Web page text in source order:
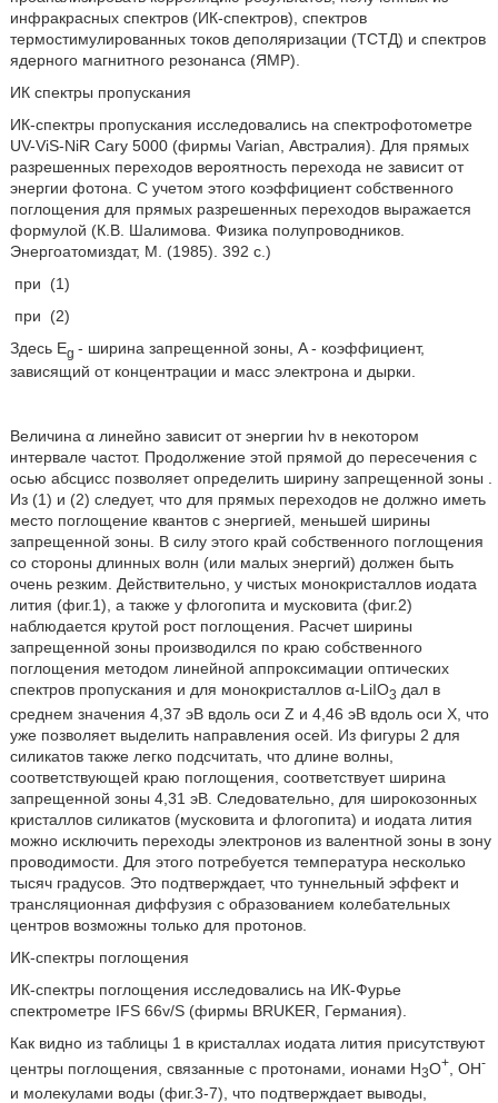
инфракрасных спектров (ИК-спектров), спектров
термостимулированных токов деполяризации (ТСТД) и спектров
ядерного магнитного резонанса (ЯМР).
ИК спектры пропускания
ИК-спектры пропускания исследовались на спектрофотометре
UV-ViS-NiR Cary 5000 (фирмы Varian, Австралия). Для прямых
разрешенных переходов вероятность перехода не зависит от
энергии фотона. С учетом этого коэффициент собственного
поглощения для прямых разрешенных переходов выражается
формулой (К.В. Шалимова. Физика полупроводников.
Энергоатомиздат, М. (1985). 392 с.)
при
(1)
при
(2)
Здесь Eg - ширина запрещенной зоны, A - коэффициент,
зависящий от концентрации и масс электрона и дырки.
Величина α линейно зависит от энергии hν в некотором
интервале частот. Продолжение этой прямой до пересечения с
осью абсцисс позволяет определить ширину запрещенной зоны .
Из (1) и (2) следует, что для прямых переходов не должно иметь
место поглощение квантов с энергией, меньшей ширины
запрещенной зоны. В силу этого край собственного поглощения
со стороны длинных волн (или малых энергий) должен быть
очень резким. Действительно, у чистых монокристаллов иодата
лития (фиг.1), а также у флогопита и мусковита (фиг.2)
наблюдается крутой рост поглощения. Расчет ширины
запрещенной зоны производился по краю собственного
поглощения методом линейной аппроксимации оптических
спектров пропускания и для монокристаллов α-LiIO3 дал в
среднем значения 4,37 эВ вдоль оси Z и 4,46 эВ вдоль оси Х, что
уже позволяет выделить направления осей. Из фигуры 2 для
силикатов также легко подсчитать, что длине волны,
соответствующей краю поглощения, соответствует ширина
запрещенной зоны 4,31 эВ. Следовательно, для широкозонных
кристаллов силикатов (мусковита и флогопита) и иодата лития
можно исключить переходы электронов из валентной зоны в зону
проводимости. Для этого потребуется температура несколько
тысяч градусов. Это подтверждает, что туннельный эффект и
трансляционная диффузия с образованием колебательных
центров возможны только для протонов.
ИК-спектры поглощения
ИК-спектры поглощения исследовались на ИК-Фурье
спектрометре IFS 66v/S (фирмы BRUKER, Германия).
Как видно из таблицы 1 в кристаллах иодата лития присутствуют
центры поглощения, связанные с протонами, ионами Н3О+, ОН-
и молекулами воды (фиг.3-7), что подтверждает выводы,